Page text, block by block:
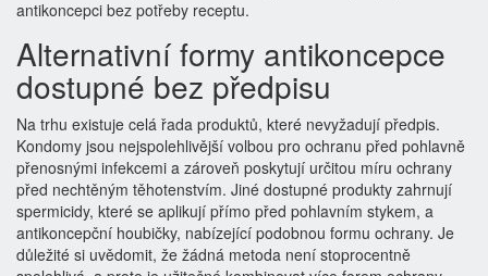
antikoncepci bez potřeby receptu.
Alternativní formy antikoncepce
dostupné bez předpisu
Na trhu existuje celá řada produktů, které nevyžadují předpis.
Kondomy jsou nejspolehlivější volbou pro ochranu před pohlavně
přenosnými infekcemi a zároveň poskytují určitou míru ochrany
před nechtěným těhotenstvím. Jiné dostupné produkty zahrnují
spermicidy, které se aplikují přímo před pohlavním stykem, a
antikoncepční houbičky, nabízející podobnou formu ochrany. Je
důležité si uvědomit, že žádná metoda není stoprocentně